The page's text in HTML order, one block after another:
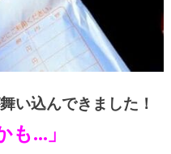
い込んできました！
も…」